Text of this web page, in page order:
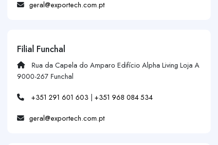
geral@exportech.com.pt
Filial Funchal
Rua da Capela do Amparo Edifício Alpha Living Loja A
9000-267 Funchal
+351 291 601 603 | +351 968 084 534
geral@exportech.com.pt